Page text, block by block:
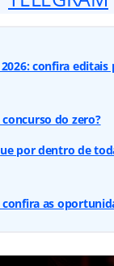
confira editais
do zero?
por dentro de
as